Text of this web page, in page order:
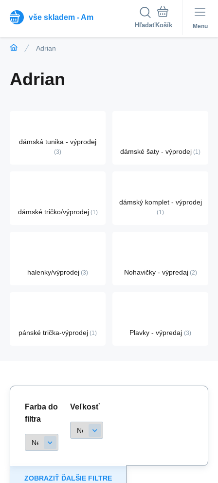
vše skladem - Am
Hľadať Menu
Adrian
Adrian
dámská tunika - výprodej
3 dámské šaty - výprodej 1
dámské tričko/výprodej 1
dámský komplet - výprodej
1
halenky/výprodej 3 Nohavičky - výpredaj 2
pánské trička-výprodej 1 Plavky - výpredaj 3
Farba do
filtra
Veľkosť
ZOBRAZIŤ ĎALŠIE FILTRE